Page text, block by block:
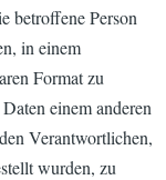
betroffene Person
in einem
Format zu
einem anderen
Verantwortlichen,
wurden, zu